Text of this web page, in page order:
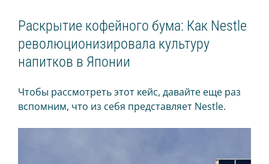
Кофейни для бизнеса (НОВОЕ)
Касса самообслуживания
Умная витрина
Питьевая платформа
Магазин без кассира
Раскрытие кофейного бума: Как Nestle
революционизировала культуру
напитков в Японии
Чтобы рассмотреть этот кейс, давайте еще раз
вспомним, что из себя представляет Nestle.